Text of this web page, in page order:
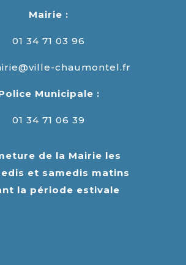
Mairie :
01 34 71 03 96
chaumontel.fr
Municipale :
01 34 71 06 39
de la Mairie les
et samedis matins
la période estivale